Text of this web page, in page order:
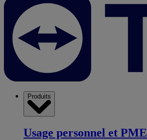
Produits
Usage personnel et PME